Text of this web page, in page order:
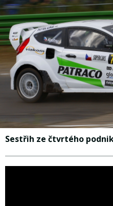
Sestřih ze čtvrtého